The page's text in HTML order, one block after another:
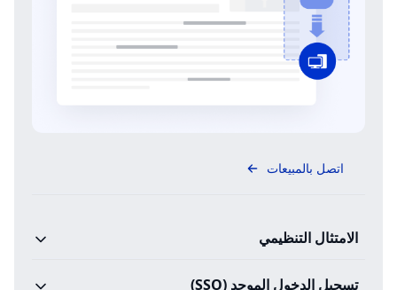
اتصل بالمبيعات
الامتثال التنظيمي
تسجيل الدخول الموحد (SSO)